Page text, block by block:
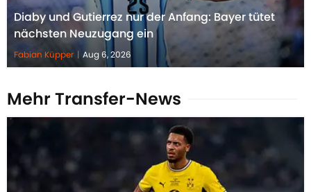
Diaby und Gutierrez nur der Anfang: Bayer tütet
nächsten Neuzugang ein
Fabian Küpper | Aug 6, 2026
Mehr Transfer-News